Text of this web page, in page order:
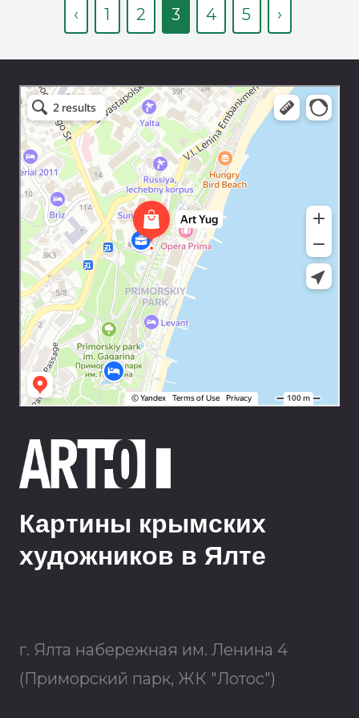
‹ 1 2 3 4 5 ›
Art Space Lotos
Art studio in Yalta
Exhibition center in Yalta
Картины крымских
художников в Ялте
г. Ялта набережная им. Ленина 4
(Приморский парк, ЖК "Лотос")